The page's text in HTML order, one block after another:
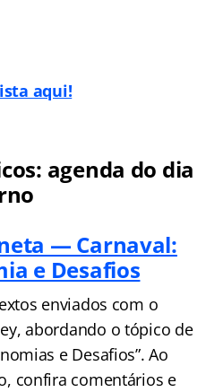
aqui!
agenda do dia
— Carnaval:
e Desafios
enviados com o
abordando o tópico de
e Desafios”. Ao
confira comentários e